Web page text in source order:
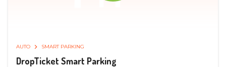
AUTO SMART PARKING
DropTicket Smart Parking